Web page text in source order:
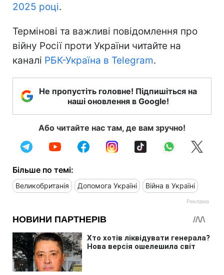
2025 році.
Термінові та важливі повідомлення про
війну Росії проти України читайте на
каналі РБК-Україна в Telegram.
Не пропустіть головне! Підпишіться на
наші оновлення в Google!
Або читайте нас там, де вам зручно!
Більше по темі:
Великобританія Допомога Україні Війна в Україні